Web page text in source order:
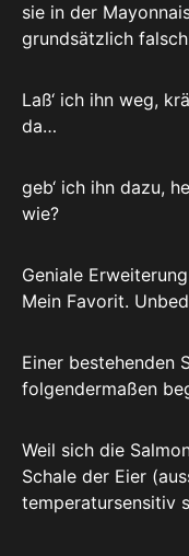
sie in der
grundsätzlich
Laß‘ ich ihn weg,
da…
geb‘ ich ihn dazu,
wie?
Geniale
Mein Favorit.
Einer bestehenden
folgendermaßen
Weil sich die
Schale der Eier
temperatursensitiv